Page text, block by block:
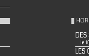
DES
le
LES